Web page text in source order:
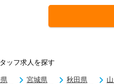
ッフ求人を探す
宮城県 秋田県